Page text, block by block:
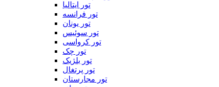
تور ایتالیا
تور فرانسه
تور یونان
تور سوئیس
تور کرواسی
تور چک
تور بلژیک
تور پرتغال
تور مجارستان